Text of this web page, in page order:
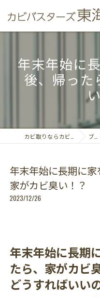
年末年始に
後、帰った
ブログ
年末年始に長期に家
家がカビ臭い！？
2023/12/26
年末年始に長期
たら、家がカビ
どうすればいい